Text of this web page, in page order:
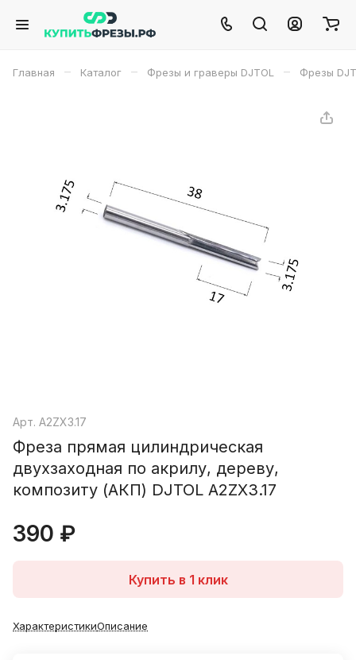
Главная – Каталог – Фрезы и граверы DJTOL – Фрезы
Арт. A2ZX3.17
Фреза прямая цилиндрическая
двухзаходная по акрилу, дереву,
композиту (АКП) DJTOL A2ZX3.17
390 ₽
Купить в 1 клик
ХарактеристикиОписание